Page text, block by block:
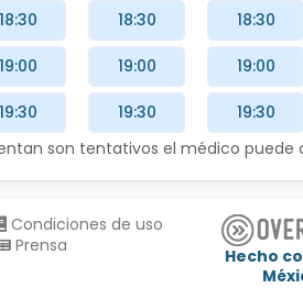
18:30
19:00
19:30
18:30
19:00
19:30
18:30
19:00
19:30
son tentativos el médico
Condiciones de uso
Prensa
Hecho